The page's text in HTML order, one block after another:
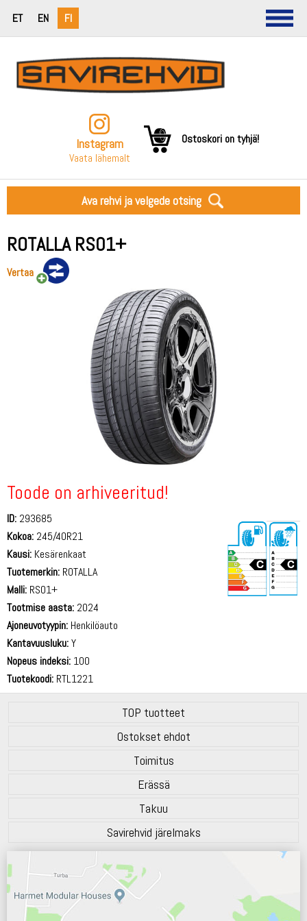
ET EN FI
Instagram
Vaata lähemalt
Ostoskori on tyhjä!
Ava rehvi ja velgede otsing
ROTALLA RS01+
Vertaa
Toode on arhiveeritud!
ID: 293685
Kokoa: 245/40R21
Kausi: Kesärenkaat
Tuotemerkin: ROTALLA
Malli: RS01+
Tootmise aasta: 2024
Ajoneuvotyypin: Henkilöauto
Kantavuusluku:Y
Nopeus indeksi: 100
Tuotekoodi: RTL1221
TOP tuotteet
Ostokset ehdot
Toimitus
Erässä
Takuu
Savirehvid järelmaks